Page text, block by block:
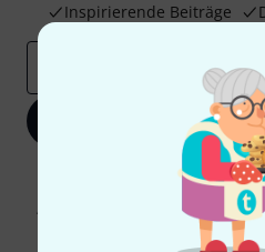
Inspirierende Beiträge
Jetzt
Mit Klick auf „Jetzt anmelden“
Werbung und einer Messung des
Abmeldung ist jederzeit möglich.
unseren